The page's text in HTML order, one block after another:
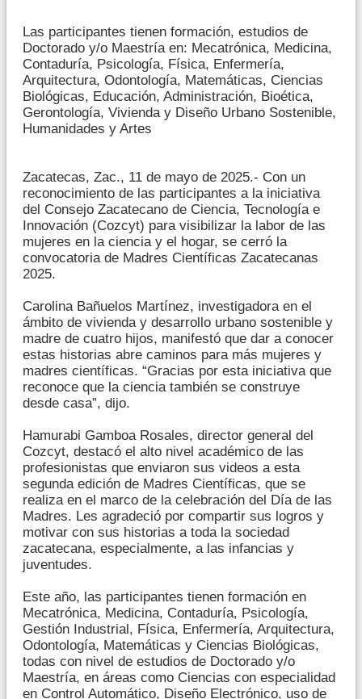
Las participantes tienen formación, estudios de
Doctorado y/o Maestría en: Mecatrónica, Medicina,
Contaduría, Psicología, Física, Enfermería,
Arquitectura, Odontología, Matemáticas, Ciencias
Biológicas, Educación, Administración, Bioética,
Gerontología, Vivienda y Diseño Urbano Sostenible,
Humanidades y Artes
Zacatecas, Zac., 11 de mayo de 2025.- Con un
reconocimiento de las participantes a la iniciativa
del Consejo Zacatecano de Ciencia, Tecnología e
Innovación (Cozcyt) para visibilizar la labor de las
mujeres en la ciencia y el hogar, se cerró la
convocatoria de Madres Científicas Zacatecanas
2025.
Carolina Bañuelos Martínez, investigadora en el
ámbito de vivienda y desarrollo urbano sostenible y
madre de cuatro hijos, manifestó que dar a conocer
estas historias abre caminos para más mujeres y
madres científicas. “Gracias por esta iniciativa que
reconoce que la ciencia también se construye
desde casa”, dijo.
Hamurabi Gamboa Rosales, director general del
Cozcyt, destacó el alto nivel académico de las
profesionistas que enviaron sus videos a esta
segunda edición de Madres Científicas, que se
realiza en el marco de la celebración del Día de las
Madres. Les agradeció por compartir sus logros y
motivar con sus historias a toda la sociedad
zacatecana, especialmente, a las infancias y
juventudes.
Este año, las participantes tienen formación en
Mecatrónica, Medicina, Contaduría, Psicología,
Gestión Industrial, Física, Enfermería, Arquitectura,
Odontología, Matemáticas y Ciencias Biológicas,
todas con nivel de estudios de Doctorado y/o
Maestría, en áreas como Ciencias con especialidad
en Control Automático, Diseño Electrónico, uso de